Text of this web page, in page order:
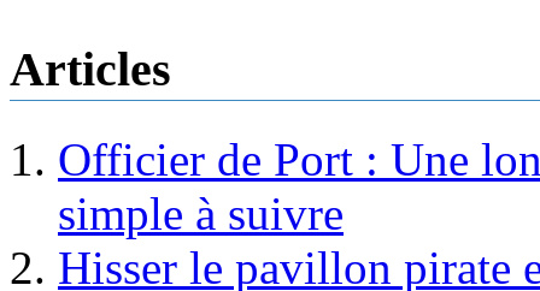
Articles
Officier de Port : Une
simple à suivre
Hisser le pavillon pirate